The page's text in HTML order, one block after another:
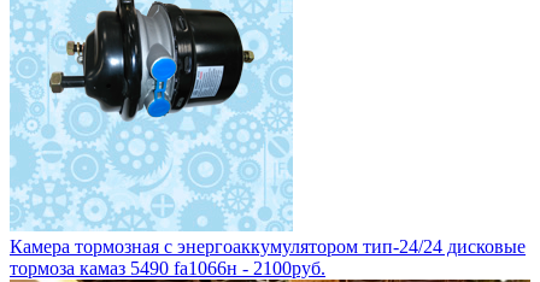
Камера тормозная с энергоаккумулятором тип-24/24 дисковые
тормоза камаз 5490 fa1066н - 2100руб.